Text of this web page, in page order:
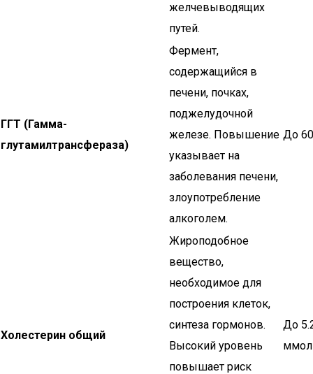
желчевыводящих
путей.
ГГТ (Гамма-
глутамилтрансфераза)
Фермент,
содержащийся в
печени, почках,
поджелудочной
железе. Повышение
указывает на
заболевания печени,
злоупотребление
алкоголем.
До
Холестерин общий
Жироподобное
вещество,
необходимое для
построения клеток,
синтеза гормонов.
Высокий уровень
повышает риск
До